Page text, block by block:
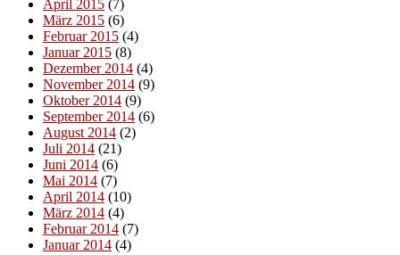
April 2015 (7)
März 2015 (6)
Februar 2015 (4)
Januar 2015 (8)
Dezember 2014 (4)
November 2014 (9)
Oktober 2014 (9)
September 2014 (6)
August 2014 (2)
Juli 2014 (21)
Juni 2014 (6)
Mai 2014 (7)
April 2014 (10)
März 2014 (4)
Februar 2014 (7)
Januar 2014 (4)